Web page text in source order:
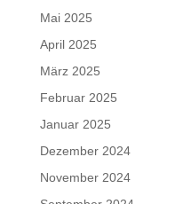
Mai 2025
April 2025
März 2025
Februar 2025
Januar 2025
Dezember 2024
November 2024